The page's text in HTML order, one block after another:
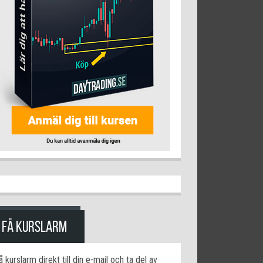
FÅ KURSLARM
kurslarm direkt till din e-mail och ta del av